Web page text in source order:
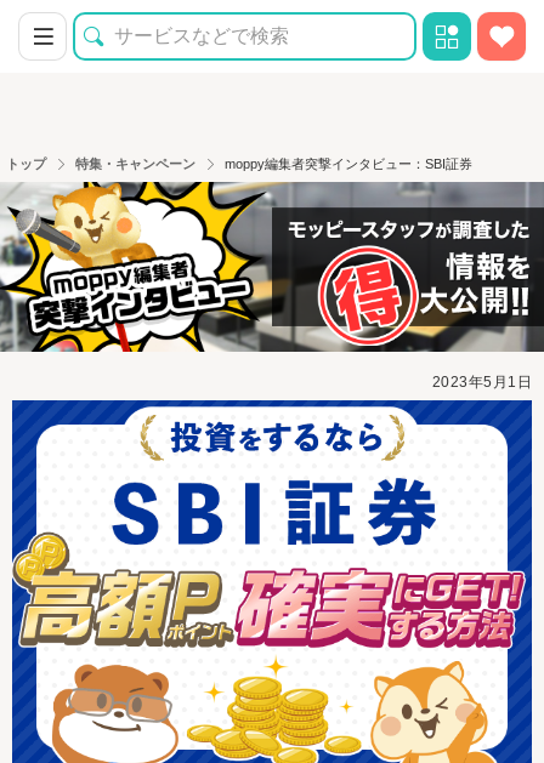
トップ 特集・キャンペーン moppy編集者突撃インタビュー：SBI証券
2023年5月1日